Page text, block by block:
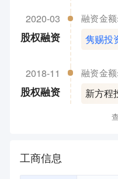
2020-03
股权融资
融资金额:
隽赐投
2018-11
股权融资
融资金额:
新方程
工商信息